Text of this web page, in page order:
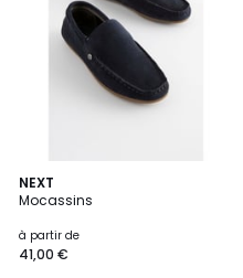
NEXT
Mocassins
à partir de
41,00 €
4
Couleurs